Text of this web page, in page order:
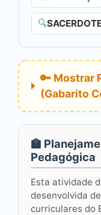
🔍
🔑 Mostrar
(Gabarito
🏫
Pedagógica
Esta atividade
desenvolvida
curriculares do